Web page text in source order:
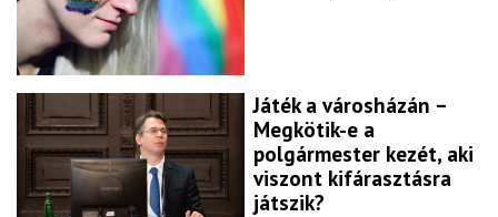
Játék a városházán –
Megkötik-e a
polgármester kezét, aki
viszont kifárasztásra
játszik?